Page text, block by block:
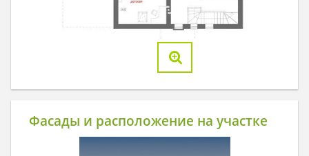
Фасады и расположение на участке